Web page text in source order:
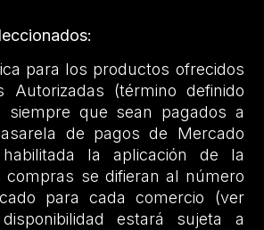
para los productos ofrecidos
Autorizadas (término definido
siempre que sean pagados a
de pagos de Mercado
la aplicación de la
compras se difieran al número
para cada comercio (ver
estará sujeta a